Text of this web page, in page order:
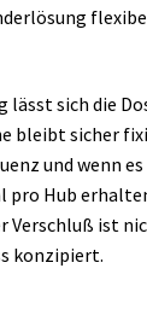
sich die
bleibt sicher
und wenn
pro Hub
Verschluß ist
konzipiert.